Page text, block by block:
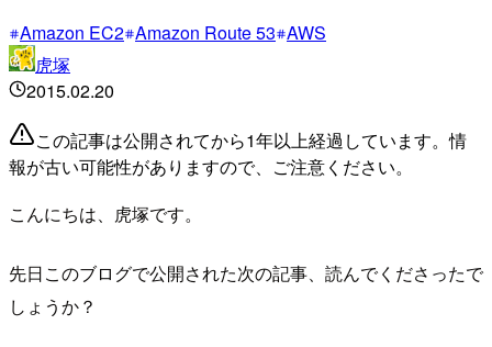
Amazon EC2 Amazon Route 53 AWS
虎塚
2015.02.20
この記事は公開されてから1年以上経過しています。情
報が古い可能性がありますので、ご注意ください。
こんにちは、虎塚です。
先日このブログで公開された次の記事、読んでくださったで
しょうか？